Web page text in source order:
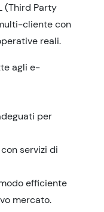
(Third Party
cliente con
reali.
agli e-
per
servizi di
efficiente
mercato.